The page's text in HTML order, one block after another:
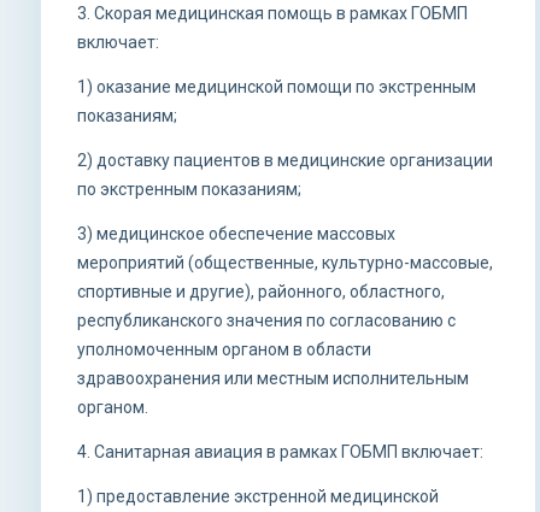
3. Скорая медицинская помощь в рамках ГОБМП
включает:
1) оказание медицинской помощи по экстренным
показаниям;
2) доставку пациентов в медицинские организации
по экстренным показаниям;
3) медицинское обеспечение массовых
мероприятий (общественные, культурно-массовые,
спортивные и другие), районного, областного,
республиканского значения по согласованию с
уполномоченным органом в области
здравоохранения или местным исполнительным
органом.
4. Санитарная авиация в рамках ГОБМП включает:
1) предоставление экстренной медицинской